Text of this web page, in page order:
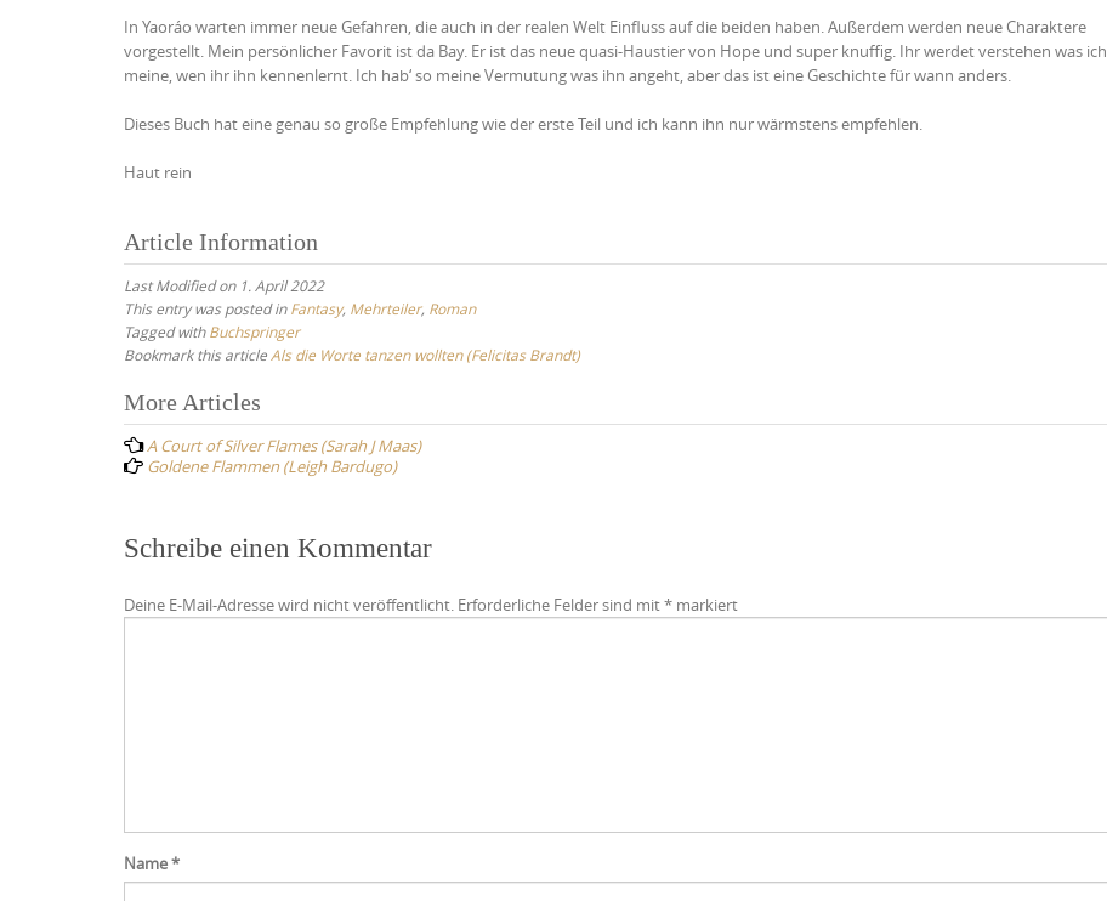
In Yaoráo warten immer neue Gefahren, die auch in der realen Welt Einfluss auf die beiden haben. Außerdem werden neue Charaktere
vorgestellt. Mein persönlicher Favorit ist da Bay. Er ist das neue quasi-Haustier von Hope und super knuffig. Ihr werdet verstehen was ich
meine, wen ihr ihn kennenlernt. Ich hab‘ so meine Vermutung was ihn angeht, aber das ist eine Geschichte für wann anders.
Dieses Buch hat eine genau so große Empfehlung wie der erste Teil und ich kann ihn nur wärmstens empfehlen.
Haut rein
Article Information
Last Modified on 1. April 2022
This entry was posted inFantasy, Mehrteiler, Roman
Tagged withBuchspringer
Bookmark this article Als die Worte tanzen wollten (Felicitas Brandt)
Post
navigation
More Articles
A Court of Silver Flames (Sarah J Maas)
Goldene Flammen (Leigh Bardugo)
Schreibe einen Kommentar
Deine E-Mail-Adresse wird nicht veröffentlicht. Erforderliche Felder sind mit* markiert
Name*